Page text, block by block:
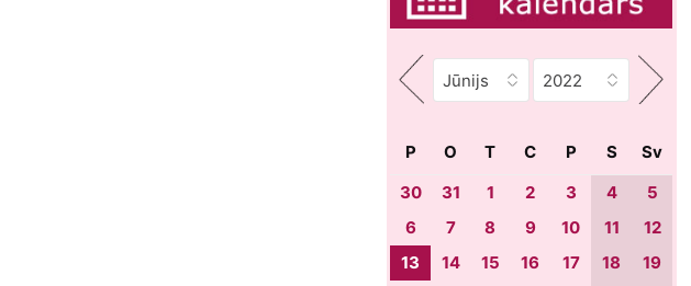
P O T C P S
Sv
30
31 1 2 3 4
5
6
7 8 9 10 11
12
13
14 15 16 17 18
19